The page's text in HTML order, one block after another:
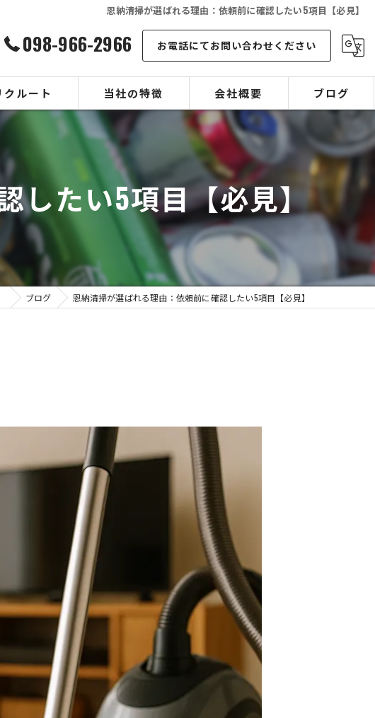
恩納清掃が選ばれる理由：依頼前に確認したい5項目【必見】
098-966-2966 お電話にてお問い合わせください
クルート 当社の特徴
可燃ゴミ
不燃ゴミ
空き缶
宿泊施設
会社概要 ブログ
コラム
したい5項目【必見】
ブログ 恩納清掃が選ばれる理由：依頼前に確認したい5項目【必見】